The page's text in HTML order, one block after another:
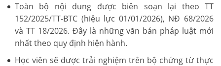
Toàn bộ nội dung được biên soạn lại theo TT
152/2025/TT-BTC (hiệu lực 01/01/2026), NĐ 68/2026
và TT 18/2026. Đây là những văn bản pháp luật mới
nhất theo quy định hiện hành.
Học viên sẽ được trải nghiệm trên bộ chứng từ thực